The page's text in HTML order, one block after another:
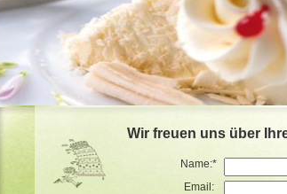
Wir freuen uns über
Name:*
Email: